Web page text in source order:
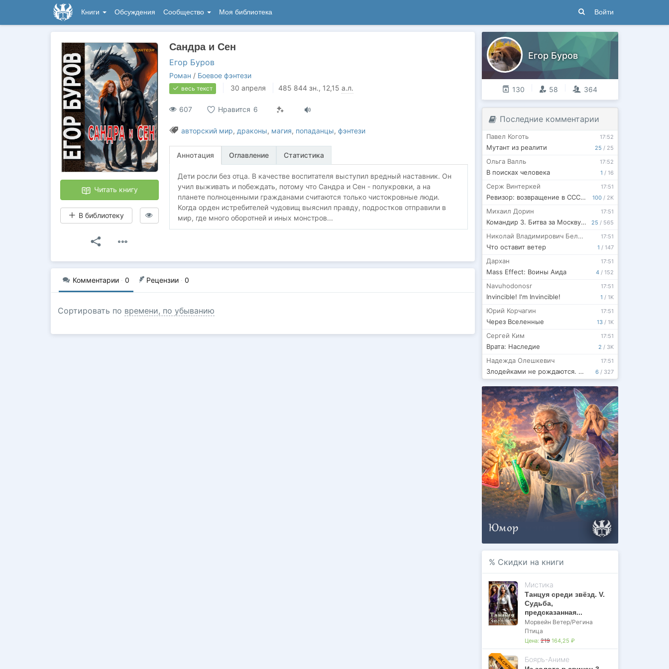
Книги Обсуждения Сообщество Моя библиотека Войти
Читать книгу
В библиотеку
Сандра и Сен
Егор Буров
Роман / Боевое фэнтези
весь текст 30 апреля 485 844 зн., 12,15 а.л.
607 Нравится 6
авторский мир, драконы, магия, попаданцы, фэнтези
Аннотация Оглавление Статистика
Дети росли без отца. В качестве воспитателя выступил вредный наставник. Он
учил выживать и побеждать, потому что Сандра и Сен - полукровки, а на
планете полноценными гражданами считаются только чистокровные люди.
Когда орден истребителей чудовищ выяснил правду, подростков отправили в
мир, где много оборотней и иных монстров...
Комментарии · 0 Рецензии · 0
Сортировать по времени, по убыванию
Егор Буров
130 58 364
Последние комментарии
25 / 25
17:52
Павел Коготь
Мутант из реалити
1 / 16
17:52
Ольга Валль
В поисках человека
100 / 2K
17:51
Серж Винтеркей
Ревизор: возвращение в СССР 62
25 / 565
17:51
Михаил Дорин
Командир 3. Битва за Москву. Часть 2
1 / 147
17:51
Николай Владимирович Беляев
Что оставит ветер
4 / 152
17:51
Дархан
Mass Effect: Воины Аида
1 / 1K
17:51
Navuhodonosr
Invincible! I'm Invincible!
13 / 1K
17:51
Юрий Корчагин
Через Вселенные
2 / 3K
17:51
Сергей Ким
Врата: Наследие
6 / 327
17:51
Надежда Олешкевич
Злодейками не рождаются. Отдай крыло
% Скидки на книги
Мистика
Танцуя среди звёзд. V.
Судьба,
предсказанная...
Морвейн Ветер/Регина
Птица
Цена: 219 164,25 ₽
Бояръ-Аниме